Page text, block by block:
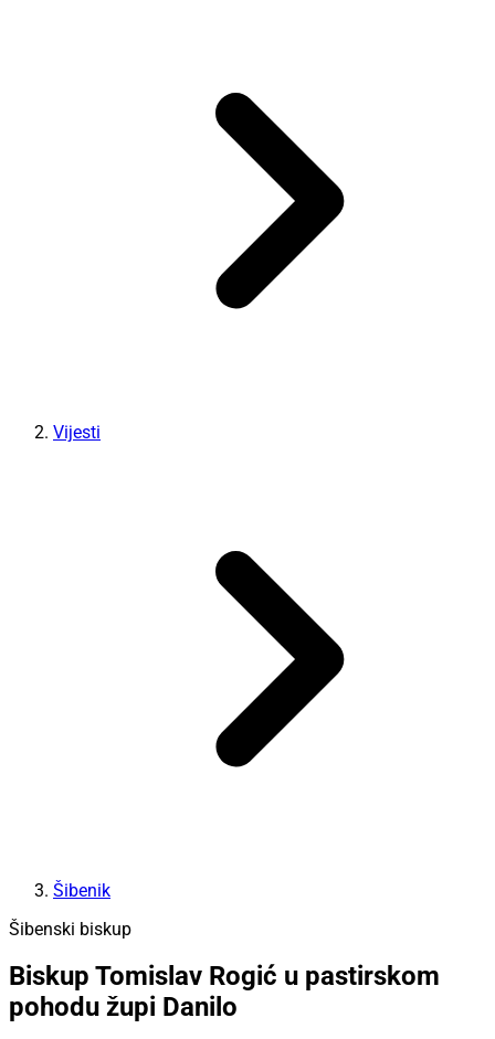
Vijesti
Šibenik
Šibenski biskup
Biskup Tomislav Rogić u pastirskom
pohodu župi Danilo